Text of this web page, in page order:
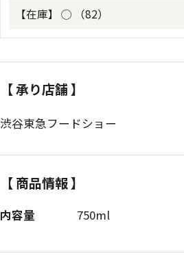
【在庫】 ◯ （82）
【 承り店舗 】
渋谷東急フードショー
【 商品情報 】
内容量 750ml